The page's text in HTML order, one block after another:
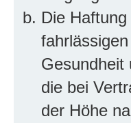
Die
Gesundheit
die bei
der Höhe